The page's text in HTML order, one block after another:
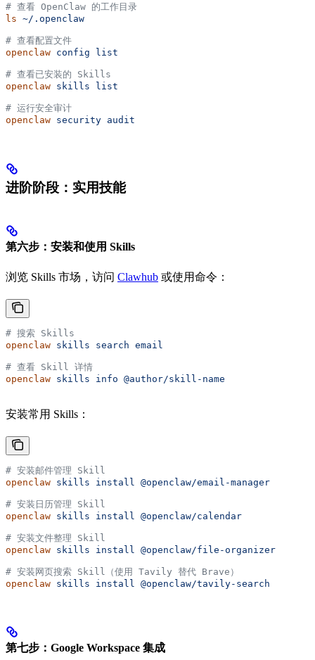
# 查看 OpenClaw 的工作目录
ls ~/.openclaw
# 查看配置文件
openclaw config list
# 查看已安装的 Skills
openclaw skills list
# 运行安全审计
openclaw security audit
进阶阶段：实用技能
第六步：安装和使用 Skills
浏览 Skills 市场，访问 Clawhub 或使用命令：
# 搜索 Skills
openclaw skills search email
# 查看 Skill 详情
openclaw skills info @author/skill-name
安装常用 Skills：
# 安装邮件管理 Skill
openclaw skills install @openclaw/email-manager
# 安装日历管理 Skill
openclaw skills install @openclaw/calendar
# 安装文件整理 Skill
openclaw skills install @openclaw/file-organizer
# 安装网页搜索 Skill（使用 Tavily 替代 Brave）
openclaw skills install @openclaw/tavily-search
第七步：Google Workspace 集成